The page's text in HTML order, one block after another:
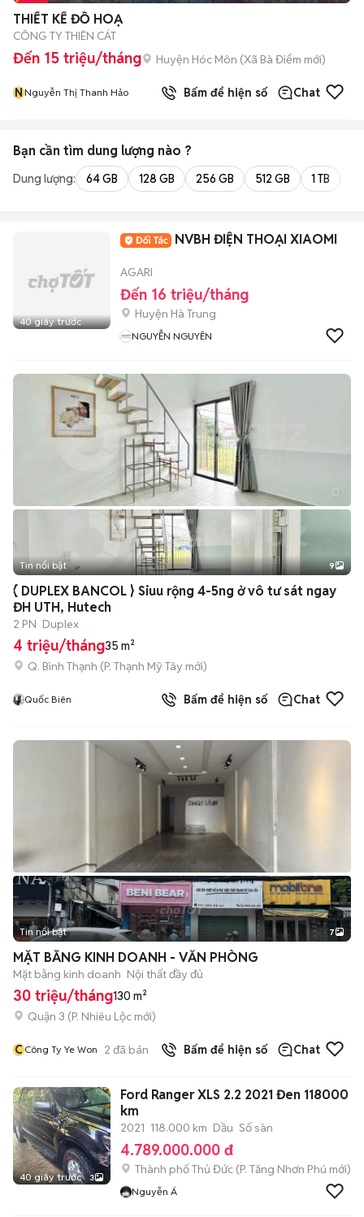
THIẾT KẾ ĐỒ HOẠ
CÔNG TY THIÊN CÁT
Đến 15 triệu/tháng Huyện Hóc Môn (Xã Bà Điểm mới)
NNguyễn Thị Thanh Hảo Bấm để hiện số Chat
Bạn cần tìm dung lượng nào ?
Dung lượng: 64 GB 128 GB 256 GB 512 GB 1 TB
40 giây trước
NVBH ĐIỆN THOẠI XIAOMI
AGARI
Đến 16 triệu/tháng
Huyện Hà Trung
NGUYỄN NGUYÊN
+2
Tin nổi bật 9
{ DUPLEX BANCOL } Siuu rộng 4-5ng ở vô tư sát ngay
ĐH UTH, Hutech
2 PN Duplex
4 triệu/tháng35 m²
Q. Bình Thạnh (P. Thạnh Mỹ Tây mới)
Quốc Biên Bấm để hiện số Chat
+2
Tin nổi bật 7
MẶT BẰNG KINH DOANH - VĂN PHÒNG
Mặt bằng kinh doanh Nội thất đầy đủ
30 triệu/tháng130 m²
Quận 3 (P. Nhiêu Lộc mới)
CCông Ty Ye Won 2 đã bán Bấm để hiện số Chat
40 giây trước 3
Ford Ranger XLS 2.2 2021 Đen 118000
km
2021 118.000 km Dầu Số sàn
4.789.000.000 đ
Thành phố Thủ Đức (P. Tăng Nhơn Phú mới)
Nguyễn Á